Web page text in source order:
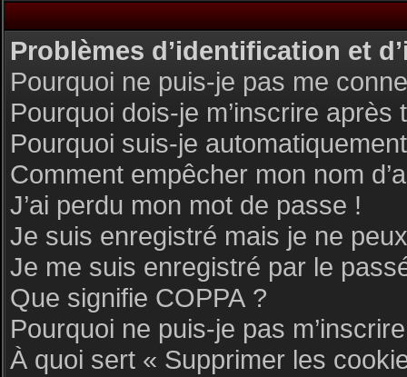
Problèmes d’identification et
Pourquoi ne puis-je pas me
Pourquoi dois-je m’inscrire après
Pourquoi suis-je
Comment empêcher mon nom
J’ai perdu mon mot de passe !
Je suis enregistré mais je ne
Je me suis enregistré par le
Que signifie COPPA ?
Pourquoi ne puis-je pas
À quoi sert « Supprimer les